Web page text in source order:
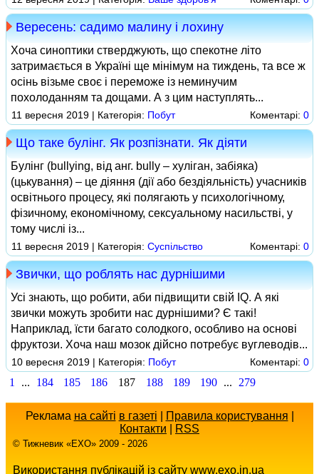
Вересень: садимо малину і лохину
Хоча синоптики стверджують, що спекотне літо
затримається в Україні ще мінімум на тиждень, та все ж
осінь візьме своє і переможе із неминучим
похолоданням та дощами. А з цим наступлять...
11 вересня 2019 | Категорія: Побут Коментарі: 0
Що таке булінг. Як розпізнати. Як діяти
Булінг (bullying, від анг. bully – хуліган, забіяка)
(цькування) – це діяння (дії або бездіяльність) учасників
освітнього процесу, які полягають у психологічному,
фізичному, економічному, сексуальному насильстві, у
тому числі із...
11 вересня 2019 | Категорія: Суспільство Коментарі: 0
Звички, що роблять нас дурнішими
Усі знають, що робити, аби підвищити свій IQ. А які
звички можуть зробити нас дурнішими? Є такі!
Наприклад, їсти багато солодкого, особливо на основі
фруктози. Хоча наш мозок дійсно потребує вуглеводів...
10 вересня 2019 | Категорія: Побут Коментарі: 0
1 ... 184 185 186 187 188 189 190 ... 279
Реклама на сайті в газеті Правила користування
Контакти
RSS
© Тижневик «EХO» 2009 - 2026
Використання публікацій із сайту www.exo.in.ua